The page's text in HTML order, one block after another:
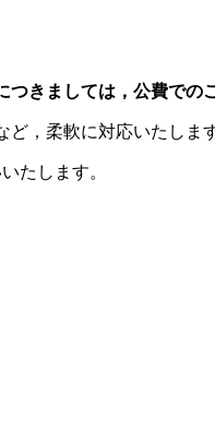
きましては，公費での
，柔軟に対応いたします
たします。